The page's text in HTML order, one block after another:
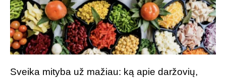
Sveika mityba už mažiau: ką apie daržovių,